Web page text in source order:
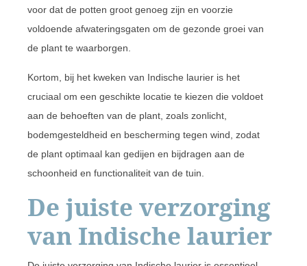
voor dat de potten groot genoeg zijn en voorzie
voldoende afwateringsgaten om de gezonde groei van
de plant te waarborgen.
Kortom, bij het kweken van Indische laurier is het
cruciaal om een geschikte locatie te kiezen die voldoet
aan de behoeften van de plant, zoals zonlicht,
bodemgesteldheid en bescherming tegen wind, zodat
de plant optimaal kan gedijen en bijdragen aan de
schoonheid en functionaliteit van de tuin.
De juiste verzorging
van Indische laurier